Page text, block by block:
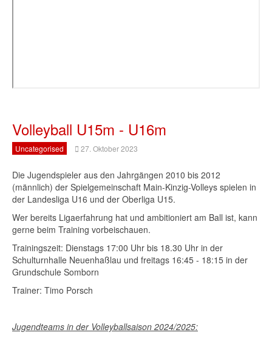
Volleyball U15m - U16m
Uncategorised 27. Oktober 2023
Die Jugendspieler aus den Jahrgängen 2010 bis 2012
(männlich) der Spielgemeinschaft Main-Kinzig-Volleys spielen in
der Landesliga U16 und der Oberliga U15.
Wer bereits Ligaerfahrung hat und ambitioniert am Ball ist, kann
gerne beim Training vorbeischauen.
Trainingszeit: Dienstags 17:00 Uhr bis 18.30 Uhr in der
Schulturnhalle Neuenhaßlau und freitags 16:45 - 18:15 in der
Grundschule Somborn
Trainer: Timo Porsch
Jugendteams in der Volleyballsaison 2024/2025: